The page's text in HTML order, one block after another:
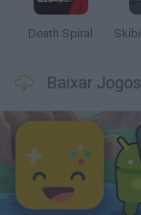
Death Spiral
Baixar Jogos